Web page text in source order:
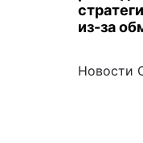
из-за
Новости